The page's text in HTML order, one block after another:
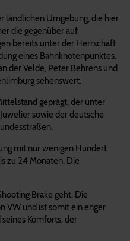
ländlichen Umgebung, die hier
die gegenüber auf
bereits unter der Herrschaft
eines Bahnknotenpunktes.
der Velde, Peter Behrens und
sehenswert.
geprägt, der unter
sowie der deutsche
mit nur wenigen Hundert
zu 24 Monaten. Die
Brake geht. Die
VW und ist somit ein enger
Komforts, der